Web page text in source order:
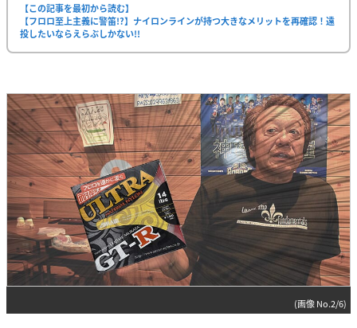
【この記事を最初から読む】
【フロロ至上主義に警笛!?】ナイロンラインが持つ大きなメリットを再確認！遠
投したいならえらぶしかない!!
(画像 No.2/6)